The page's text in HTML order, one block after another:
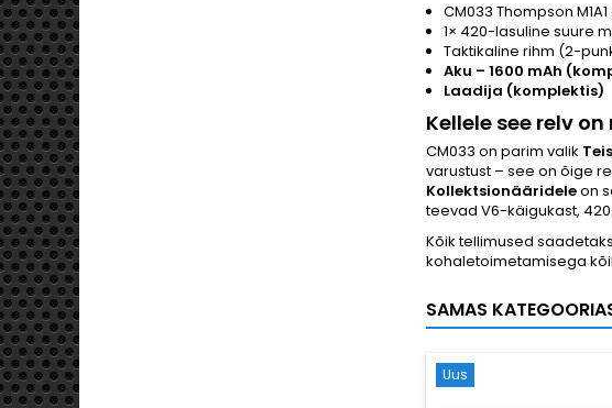
CM033 Thompson
1× 420-lasuline suure
Taktikaline rihm (2-
Aku – 1600 mAh
Laadija (komplektis)
Kellele see relv
CM033 on parim valik
varustust – see on õige
Kollektsionäärideleon
teevad V6-käigukast,
Kõik tellimused
kohaletoimetamisega
SAMAS
Uus